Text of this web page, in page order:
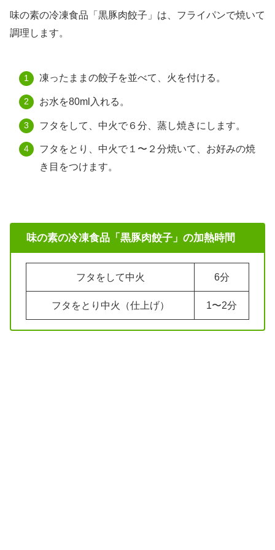
味の素の冷凍食品「黒豚肉餃子」は、フライパンで焼いて
調理します。
凍ったままの餃子を並べて、火を付ける。
お水を80ml入れる。
フタをして、中火で６分、蒸し焼きにします。
フタをとり、中火で１〜２分焼いて、お好みの焼
き目をつけます。
味の素の冷凍食品「黒豚肉餃子」の加熱時間
フタをして中火 6分
フタをとり中火（仕上げ） 1〜2分